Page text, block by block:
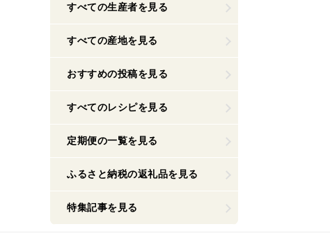
すべての生産者を見る
すべての産地を見る
おすすめの投稿を見る
すべてのレシピを見る
定期便の一覧を見る
ふるさと納税の返礼品を見る
特集記事を見る